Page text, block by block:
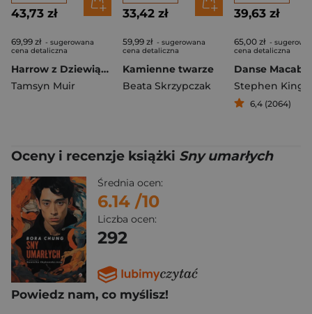
43,73 zł
69,99 zł - sugerowana
cena detaliczna
Harrow z Dziewiątego
Tamsyn Muir
33,42 zł
59,99 zł - sugerowana
cena detaliczna
Kamienne twarze
Beata Skrzypczak
39,63 zł
65,00 zł -
cena detaliczna
Danse
Stephen King
6,4 (2064)
Oceny i recenzje książki Sny umarłych
Średnia ocen:
6.14 /10
Liczba ocen:
292
Powiedz nam, co myślisz!